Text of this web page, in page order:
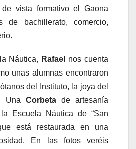
vista formativo el Gaona
de bachillerato, comercio,
Náutica, Rafael
nos cuenta
unas alumnas encontraron
del Instituto, la joya del
Una Corbetade artesanía
Escuela Náutica de “San
está restaurada en una
En las fotos veréis